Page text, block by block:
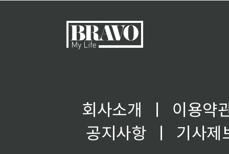
회사소개 ㅣ
이용약
공지사항
ㅣ
기사제